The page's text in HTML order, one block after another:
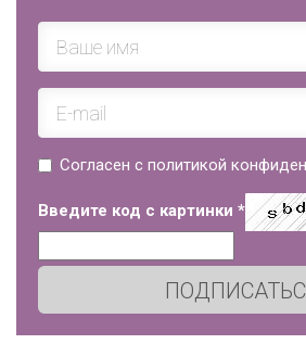
Согласен с политикой
Введите код с картинки *